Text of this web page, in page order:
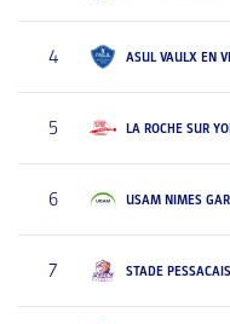
4 ASUL VAULX EN
5 LA ROCHE SUR
6 USAM NIMES
7 STADE